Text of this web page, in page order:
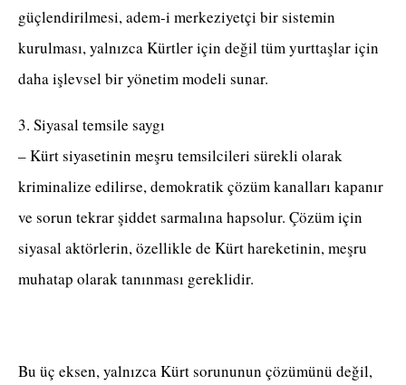
güçlendirilmesi, adem-i merkeziyetçi bir sistemin
kurulması, yalnızca Kürtler için değil tüm yurttaşlar için
daha işlevsel bir yönetim modeli sunar.
3. Siyasal temsile saygı
– Kürt siyasetinin meşru temsilcileri sürekli olarak
kriminalize edilirse, demokratik çözüm kanalları kapanır
ve sorun tekrar şiddet sarmalına hapsolur. Çözüm için
siyasal aktörlerin, özellikle de Kürt hareketinin, meşru
muhatap olarak tanınması gereklidir.
Bu üç eksen, yalnızca Kürt sorununun çözümünü değil,